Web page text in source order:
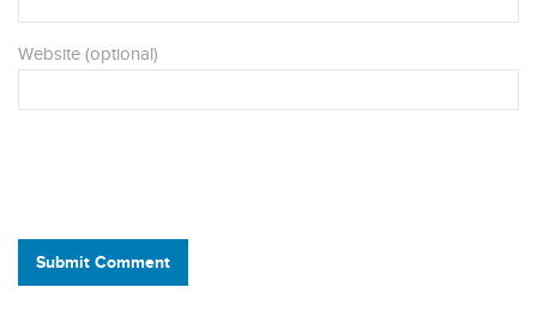
Website (optional)
Submit Comment